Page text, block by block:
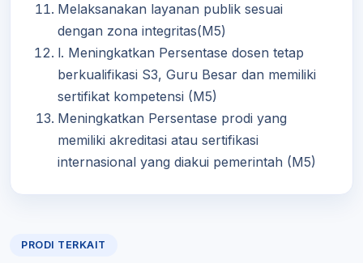
Melaksanakan layanan publik sesuai
dengan zona integritas(M5)
l. Meningkatkan Persentase dosen tetap
berkualifikasi S3, Guru Besar dan memiliki
sertifikat kompetensi (M5)
Meningkatkan Persentase prodi yang
memiliki akreditasi atau sertifikasi
internasional yang diakui pemerintah (M5)
PRODI TERKAIT